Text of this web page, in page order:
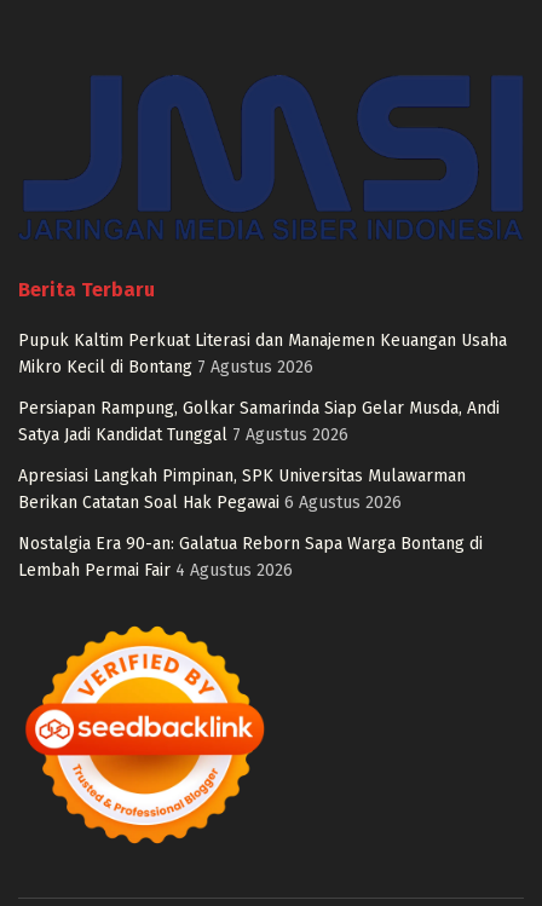
Berita Terbaru
Pupuk Kaltim Perkuat Literasi dan Manajemen Keuangan Usaha
Mikro Kecil di Bontang 7 Agustus 2026
Persiapan Rampung, Golkar Samarinda Siap Gelar Musda, Andi
Satya Jadi Kandidat Tunggal 7 Agustus 2026
Apresiasi Langkah Pimpinan, SPK Universitas Mulawarman
Berikan Catatan Soal Hak Pegawai 6 Agustus 2026
Nostalgia Era 90-an: Galatua Reborn Sapa Warga Bontang di
Lembah Permai Fair 4 Agustus 2026